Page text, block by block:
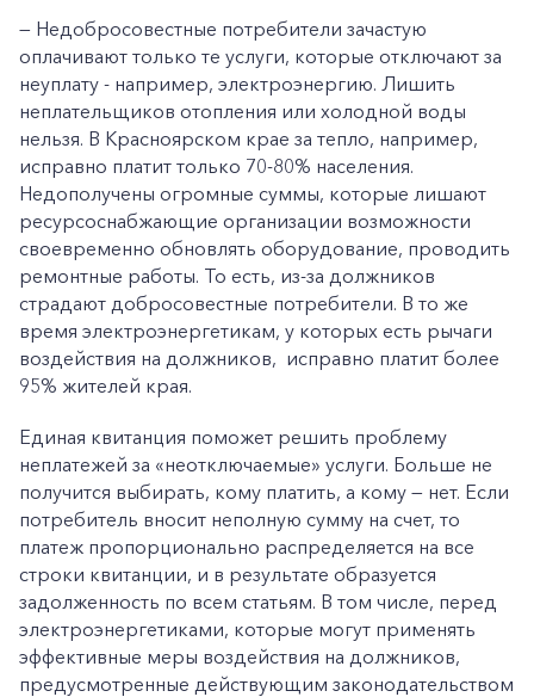
Заказать обратный звонок
Корпоративным клиентам
— Недобросовестные потребители зачастую
оплачивают только те услуги, которые отключают за
неуплату - например, электроэнергию. Лишить
неплательщиков отопления или холодной воды
нельзя. В Красноярском крае за тепло, например,
исправно платит только 70-80% населения.
Недополучены огромные суммы, которые лишают
ресурсоснабжающие организации возможности
своевременно обновлять оборудование, проводить
ремонтные работы. То есть, из-за должников
страдают добросовестные потребители. В то же
время электроэнергетикам, у которых есть рычаги
воздействия на должников, исправно платит более
95% жителей края.
Единая квитанция поможет решить проблему
неплатежей за «неотключаемые» услуги. Больше не
получится выбирать, кому платить, а кому — нет. Если
потребитель вносит неполную сумму на счет, то
платеж пропорционально распределяется на все
строки квитанции, и в результате образуется
задолженность по всем статьям. В том числе, перед
электроэнергетиками, которые могут применять
эффективные меры воздействия на должников,
предусмотренные действующим законодательством